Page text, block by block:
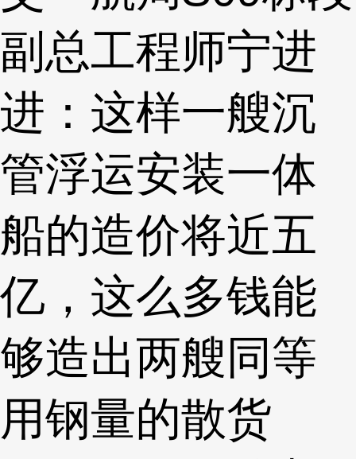
副总工程师宁进
进：这样一艘沉
管浮运安装一体
船的造价将近五
亿，这么多钱能
够造出两艘同等
用钢量的散货